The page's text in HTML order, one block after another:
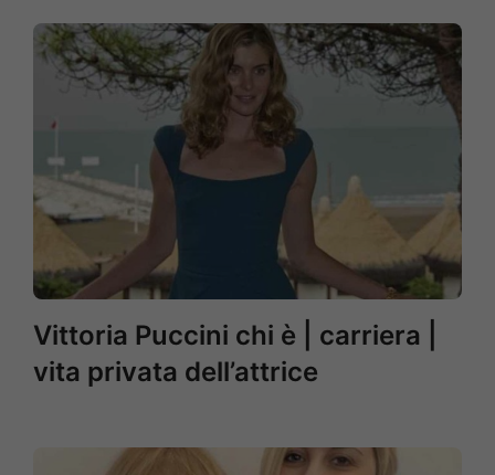
Vittoria Puccini chi è | carriera |
vita privata dell’attrice